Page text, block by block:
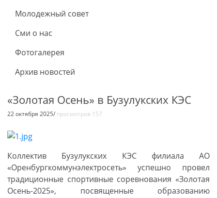
Молодежный совет
Сми о нас
Фотогалерея
Архив новостей
«Золотая Осень» в Бузулукских КЭС
22 октября 2025/ просмотров 157
Коллектив Бузулукских КЭС филиала АО
«Оренбургкоммунэлектросеть» успешно провел
традиционные спортивные соревнования «Золотая
Осень-2025», посвященные образованию